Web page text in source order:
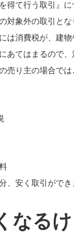
て行う取引』
対象外の取引とな
は消費税が、建
てはまるので、
売り主の場合で
、安く取引ができ
なる